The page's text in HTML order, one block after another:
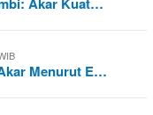
Menurut E…